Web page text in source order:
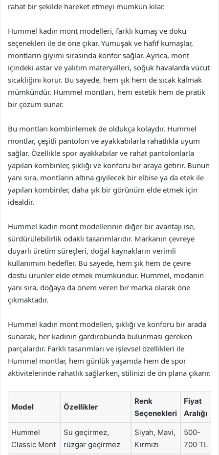
rahat bir şekilde hareket etmeyi mümkün kılar.
Hummel kadın mont modelleri, farklı kumaş ve doku
seçenekleri ile de öne çıkar. Yumuşak ve hafif kumaşlar,
montların giyimi sırasında konfor sağlar. Ayrıca, mont
içindeki astar ve yalıtım materyalleri, soğuk havalarda vücut
sıcaklığını korur. Bu sayede, hem şık hem de sıcak kalmak
mümkündür. Hummel montları, hem estetik hem de pratik
bir çözüm sunar.
Bu montları kombinlemek de oldukça kolaydır. Hummel
montlar, çeşitli pantolon ve ayakkabılarla rahatlıkla uyum
sağlar. Özellikle spor ayakkabılar ve rahat pantolonlarla
yapılan kombinler, şıklığı ve konforu bir araya getirir. Bunun
yanı sıra, montların altına giyilecek bir elbise ya da etek ile
yapılan kombinler, daha şık bir görünüm elde etmek için
idealdir.
Hummel kadın mont modellerinin diğer bir avantajı ise,
sürdürülebilirlik odaklı tasarımlarıdır. Markanın çevreye
duyarlı üretim süreçleri, doğal kaynakların verimli
kullanımını hedefler. Bu sayede, hem şık hem de çevre
dostu ürünler elde etmek mümkündür. Hummel, modanın
yanı sıra, doğaya da önem veren bir marka olarak öne
çıkmaktadır.
Hummel kadın mont modelleri, şıklığı ve konforu bir arada
sunarak, her kadının gardırobunda bulunması gereken
parçalardır. Farklı tasarımları ve işlevsel özellikleri ile
Hummel montlar, hem günlük yaşamda hem de spor
aktivitelerinde rahatlık sağlarken, stilinizi de ön plana çıkarır.
Model Özellikler
Renk
Seçenekleri
Fiyat
Aralığı
Hummel
Classic Mont
Su geçirmez,
rüzgar geçirmez
Siyah, Mavi,
Kırmızı
500-
700 TL